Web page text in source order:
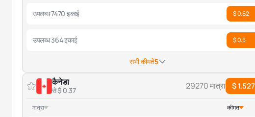
उपलब्ध 7470 इकाई $ 0.62
उपलब्ध 364 इकाई $ 0.5
सभी कीमतें5
कैनेडा
से $ 0.37 29270 मात्रा $ 1.527
मात्रा कीमत